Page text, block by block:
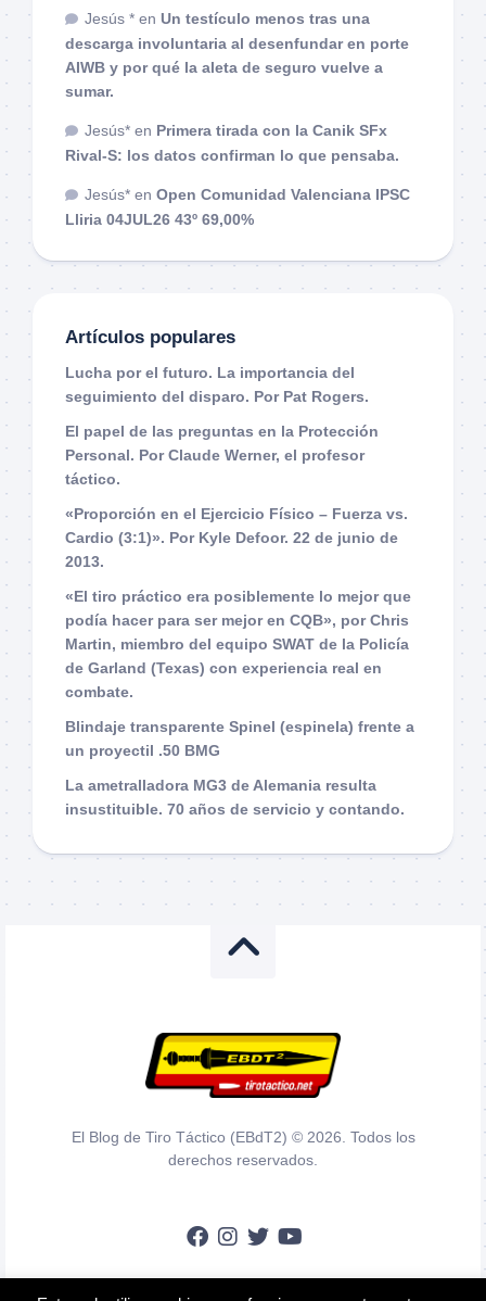
Jesús * en Un testículo menos tras una
descarga involuntaria al desenfundar en porte
AIWB y por qué la aleta de seguro vuelve a
sumar.
Jesús* en Primera tirada con la Canik SFx
Rival-S: los datos confirman lo que pensaba.
Jesús* en Open Comunidad Valenciana IPSC
Lliria 04JUL26 43º 69,00%
Artículos populares
Lucha por el futuro. La importancia del
seguimiento del disparo. Por Pat Rogers.
El papel de las preguntas en la Protección
Personal. Por Claude Werner, el profesor
táctico.
«Proporción en el Ejercicio Físico – Fuerza vs.
Cardio (3:1)». Por Kyle Defoor. 22 de junio de
2013.
«El tiro práctico era posiblemente lo mejor que
podía hacer para ser mejor en CQB», por Chris
Martin, miembro del equipo SWAT de la Policía
de Garland (Texas) con experiencia real en
combate.
Blindaje transparente Spinel (espinela) frente a
un proyectil .50 BMG
La ametralladora MG3 de Alemania resulta
insustituible. 70 años de servicio y contando.
El Blog de Tiro Táctico (EBdT2) © 2026. Todos los
derechos reservados.